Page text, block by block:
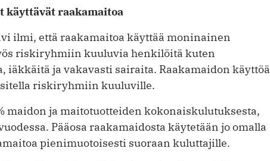
raakamaitoa
ilmi, että raakamaitoa käyttää moninainen
riskiryhmiin kuuluvia henkilöitä kuten
iäkkäitä ja vakavasti sairaita. Raakamaidon käyttöä
riskiryhmiin kuuluville.
maidon ja maitotuotteiden kokonaiskulutuksesta,
Pääosa raakamaidosta käytetään jo omalla
pienimuotoisesti suoraan kuluttajille.